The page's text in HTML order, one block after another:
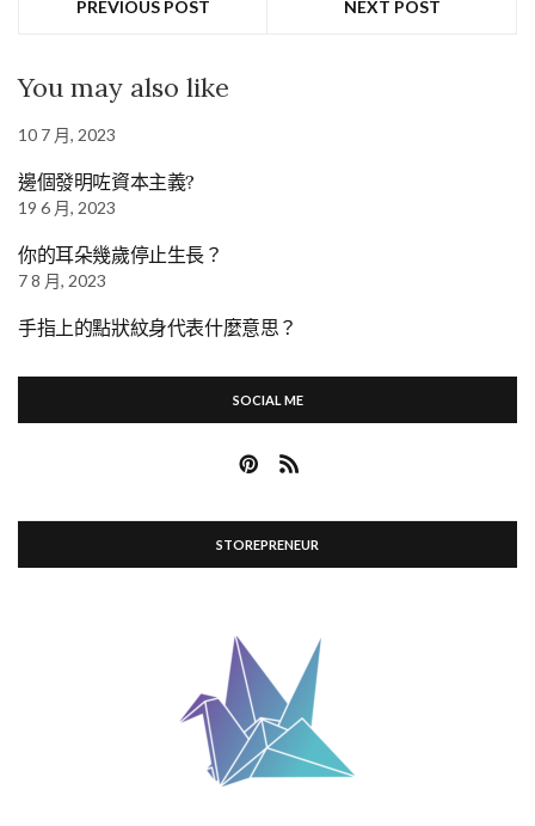
PREVIOUS POST NEXT POST
You may also like
10 7 月, 2023
邊個發明咗資本主義?
19 6 月, 2023
你的耳朵幾歲停止生長？
7 8 月, 2023
手指上的點狀紋身代表什麼意思？
SOCIAL ME
STOREPRENEUR